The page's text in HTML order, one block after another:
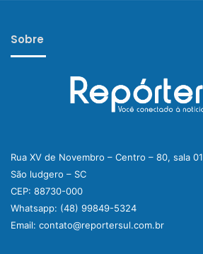
Sobre
Rua XV de Novembro – Centro – 80, sala 01
São ludgero – SC
CEP: 88730-000
Whatsapp: (48) 99849-5324
Email: contato@reportersul.com.br